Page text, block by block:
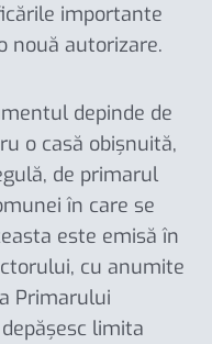
importante
nouă autorizare.
depinde de
o casă obișnuită,
de primarul
în care se
este emisă în
cu anumite
Primarului
limita